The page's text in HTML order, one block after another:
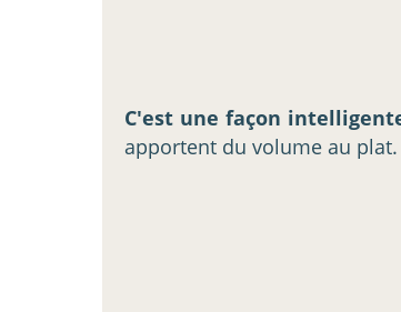
C'est une façon
apportent du volume au